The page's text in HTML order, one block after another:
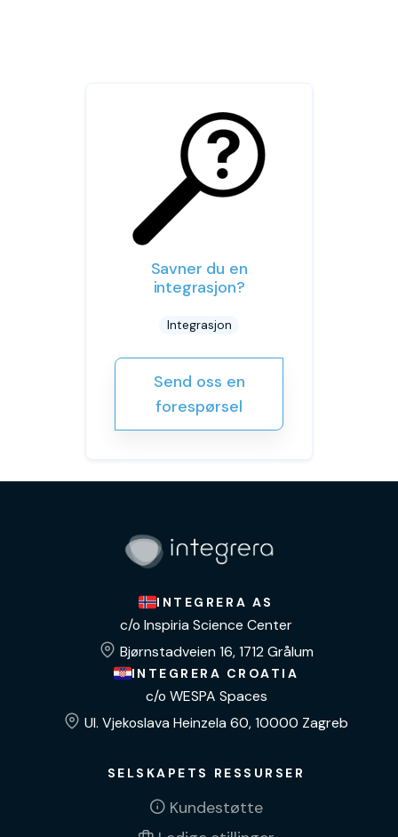
Savner du en
integrasjon?
Integrasjon
Send oss en
forespørsel
INTEGRERA AS
c/o Inspiria Science Center
Bjørnstadveien 16, 1712 Grålum
INTEGRERA CROATIA
c/o WESPA Spaces
Ul. Vjekoslava Heinzela 60, 10000 Zagreb
SELSKAPETS RESSURSER
Kundestøtte